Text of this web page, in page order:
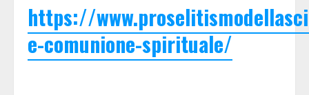
https://
e-comunione-spirituale/